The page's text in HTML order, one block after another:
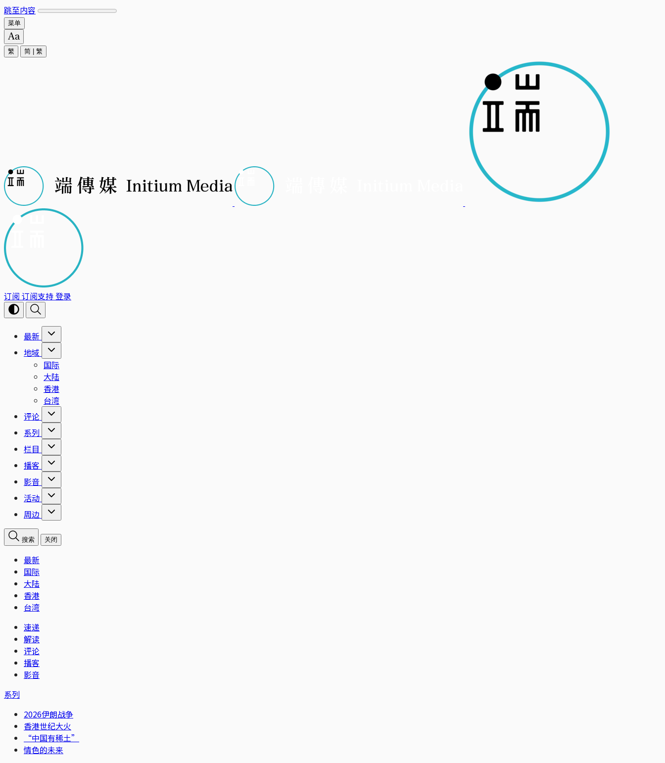
跳至内容
菜单
繁 简 繁
订阅 订阅支持登录
最新
地域
国际
大陆
香港
台湾
评论
系列
栏目
播客
影音
活动
周边
搜索 关闭
最新
国际
大陆
香港
台湾
速递
解读
评论
播客
影音
系列
2026伊朗战争
香港世纪大火
“中国有稀土”
情色的未来